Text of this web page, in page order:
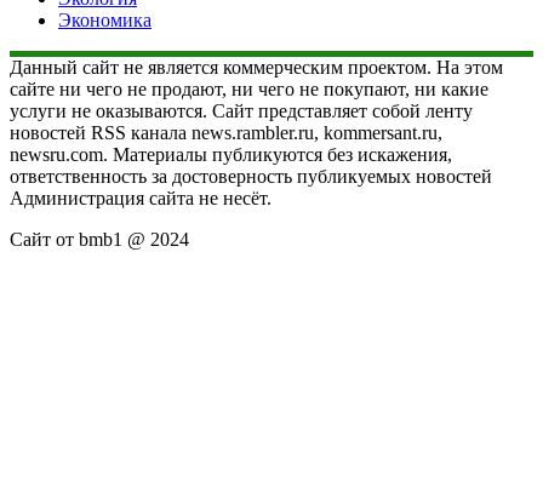
Экономика
Данный сайт не является коммерческим проектом. На этом
сайте ни чего не продают, ни чего не покупают, ни какие
услуги не оказываются. Сайт представляет собой ленту
новостей RSS канала news.rambler.ru, kommersant.ru,
newsru.com. Материалы публикуются без искажения,
ответственность за достоверность публикуемых новостей
Администрация сайта не несёт.
Сайт от bmb1 @ 2024